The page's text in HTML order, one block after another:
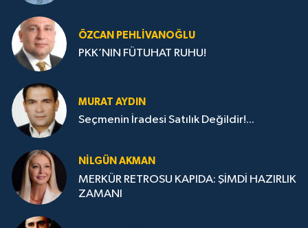
ÖZCAN PEHLIVANOĞLU
PKK’NIN FÜTUHAT RUHU!
MURAT AYDIN
Seçmenin İradesi Satılık Değildir!...
NILGÜN AKMAN
MERKÜR RETROSU KAPIDA: ŞİMDİ HAZIRLIK
ZAMANI